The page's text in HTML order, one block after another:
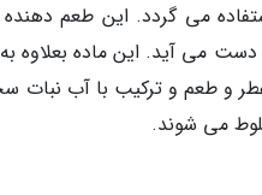
می گردد. این طعم
می آید. این ماده بعلاوه
و طعم و ترکیب با آب
می شوند.